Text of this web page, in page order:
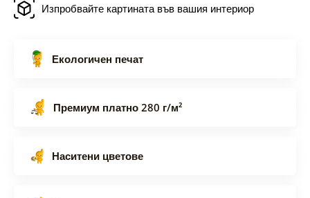
Изпробвайте картината във вашия интериор
Екологичен печат
Премиум платно 280 г/м²
Наситени цветове